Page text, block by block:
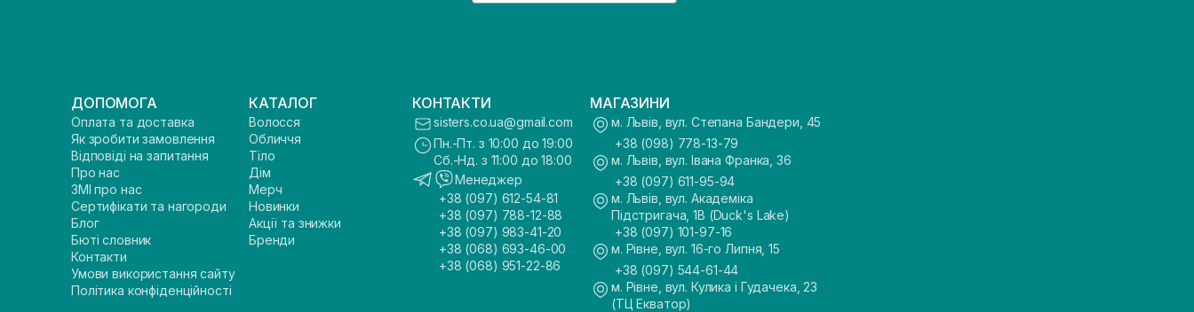
ДОПОМОГА
Оплата та доставка
Як зробити замовлення
Відповіді на запитання
Про нас
ЗМІ про нас
Сертифікати та нагороди
Блог
Бюті словник
Контакти
Умови використання сайту
Політика конфіденційності
КАТАЛОГ
Волосся
Обличчя
Тіло
Дім
Мерч
Новинки
Акції та знижки
Бренди
КОНТАКТИ
sisters.co.ua@gmail.com
Пн.-Пт. з 10:00 до 19:00
Сб.-Нд. з 11:00 до 18:00
Менеджер
+38 (097) 612-54-81
+38 (097) 788-12-88
+38 (097) 983-41-20
+38 (068) 693-46-00
+38 (068) 951-22-86
МАГАЗИНИ
м. Львів, вул. Степана Бандери, 45
+38 (098) 778-13-79
м. Львів, вул. Івана Франка, 36
+38 (097) 611-95-94
м. Львів, вул. Академіка
Підстригача, 1В (Duck's Lake)
+38 (097) 101-97-16
м. Рівне, вул. 16-го Липня, 15
+38 (097) 544-61-44
м. Рівне, вул. Кулика і Гудачека, 23
(ТЦ Екватор)